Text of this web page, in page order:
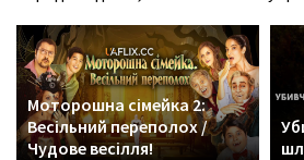
Моторошна сімейка 2:
Весільний переполох /
Чудове весілля!